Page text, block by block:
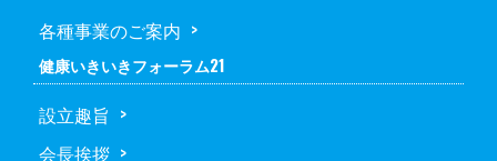
各種事業のご案内
健康いきいきフォーラム21
設立趣旨
会長挨拶